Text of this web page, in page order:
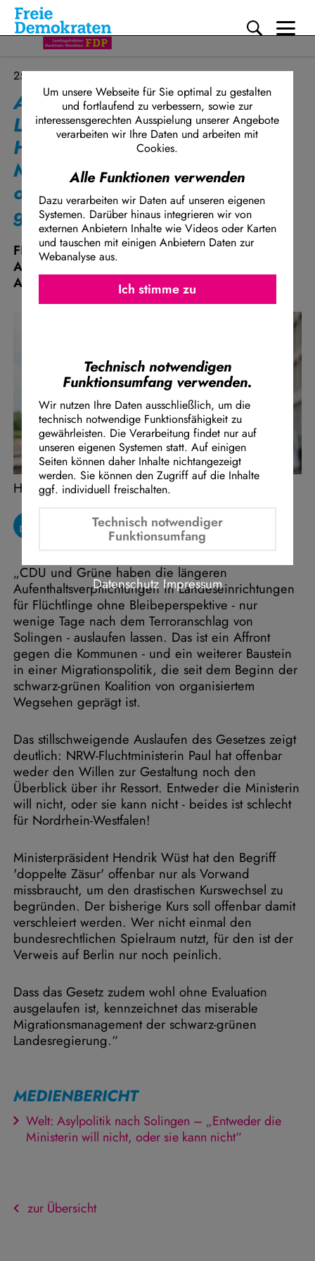
Direkt zum Inhalt
25.09.2024
Auslaufen des
Landesausführungsgesetzes -
Höne (FDP): "Schwarz-grüne
Migrationspolitik ist von
organisiertem Wegsehen
geprägt!"
FDP-Landeschef Henning Höne sagt zum
Auslaufen des Landesausführungsgesetzes zum
AsylG gegenüber Welt:
Henning Höne
„CDU und Grüne haben die längeren
Aufenthaltsverpflichtungen in Landeseinrichtungen
für Flüchtlinge ohne Bleibeperspektive - nur
wenige Tage nach dem Terroranschlag von
Solingen - auslaufen lassen. Das ist ein Affront
gegen die Kommunen - und ein weiterer Baustein
in einer Migrationspolitik, die seit dem Beginn der
schwarz-grünen Koalition von organisiertem
Wegsehen geprägt ist.
Das stillschweigende Auslaufen des Gesetzes zeigt
deutlich: NRW-Fluchtministerin Paul hat offenbar
weder den Willen zur Gestaltung noch den
Überblick über ihr Ressort. Entweder die Ministerin
will nicht, oder sie kann nicht - beides ist schlecht
für Nordrhein-Westfalen!
Ministerpräsident Hendrik Wüst hat den Begriff
'doppelte Zäsur' offenbar nur als Vorwand
missbraucht, um den drastischen Kurswechsel zu
begründen. Der bisherige Kurs soll offenbar damit
verschleiert werden. Wer nicht einmal den
bundesrechtlichen Spielraum nutzt, für den ist der
Verweis auf Berlin nur noch peinlich.
Dass das Gesetz zudem wohl ohne Evaluation
ausgelaufen ist, kennzeichnet das miserable
Migrationsmanagement der schwarz-grünen
Landesregierung.“
MEDIENBERICHT
Welt: Asylpolitik nach Solingen – „Entweder die
Ministerin will nicht, oder sie kann nicht“
zur Übersicht
Um unsere Webseite für Sie optimal zu gestalten
und fortlaufend zu verbessern, sowie zur
interessensgerechten Ausspielung unserer Angebote
verarbeiten wir Ihre Daten und arbeiten mit
Cookies.
Technisch notwendigen
Funktionsumfang verwenden.
Wir nutzen Ihre Daten ausschließlich, um die
technisch notwendige Funktionsfähigkeit zu
gewährleisten. Die Verarbeitung findet nur auf
unseren eigenen Systemen statt. Auf einigen
Seiten können daher Inhalte nichtangezeigt
werden. Sie können den Zugriff auf die Inhalte
ggf. individuell freischalten.
Technisch notwendiger
Funktionsumfang
Alle Funktionen verwenden
Dazu verarbeiten wir Daten auf unseren eigenen
Systemen. Darüber hinaus integrieren wir von
externen Anbietern Inhalte wie Videos oder Karten
und tauschen mit einigen Anbietern Daten zur
Webanalyse aus.
Facebook Embed / Facebook Connect
Google Maps Embed
Ich stimme zu
Ich stimme
Datenschutz Impressum